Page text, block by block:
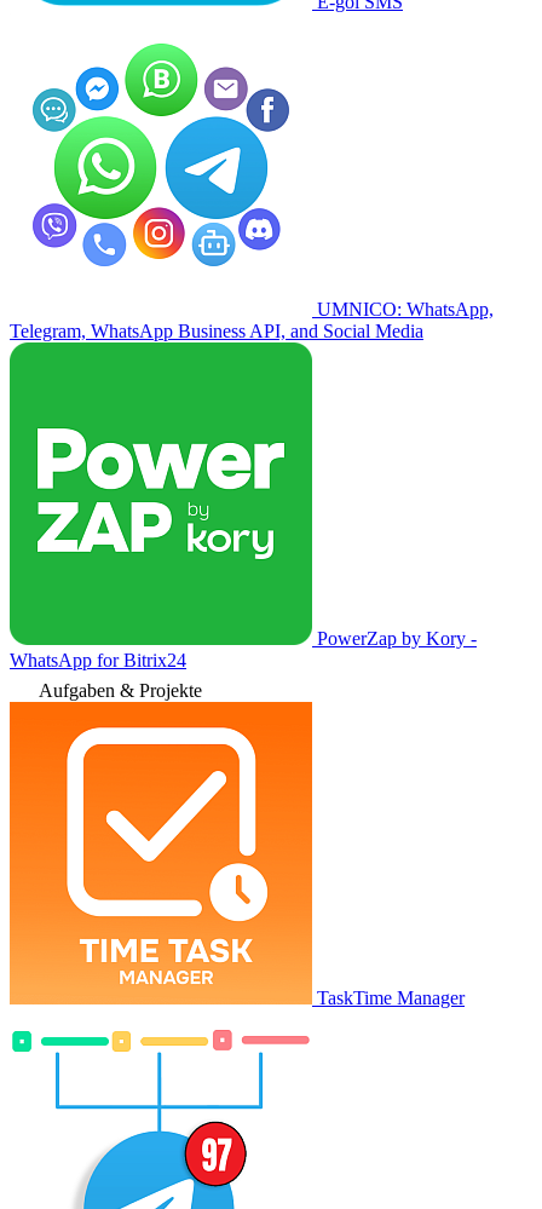
UMNICO: WhatsApp,
Telegram, WhatsApp Business API, and Social Media
PowerZap by Kory -
WhatsApp for Bitrix24
Aufgaben & Projekte
TaskTime Manager